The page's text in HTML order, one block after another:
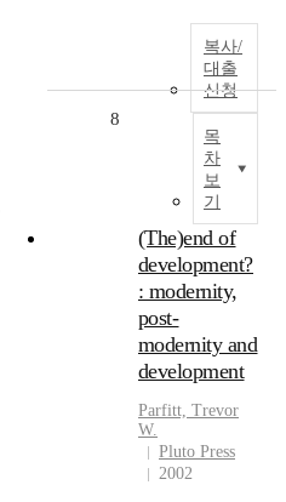
복사/
대출
신청
목
차
보
기
8
(The)end of
development?
: modernity,
post-
modernity and
development
Parfitt, Trevor
W.
Pluto Press
2002